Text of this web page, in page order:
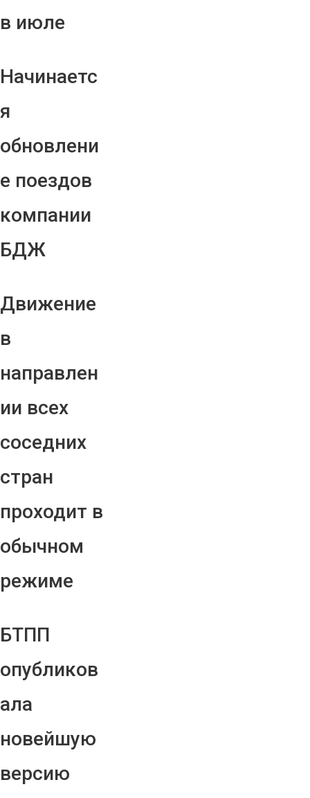
в июле
Начинаетс
я
обновлени
е поездов
компании
БДЖ
Движение
в
направлен
ии всех
соседних
стран
проходит в
обычном
режиме
БТПП
опубликов
ала
новейшую
версию